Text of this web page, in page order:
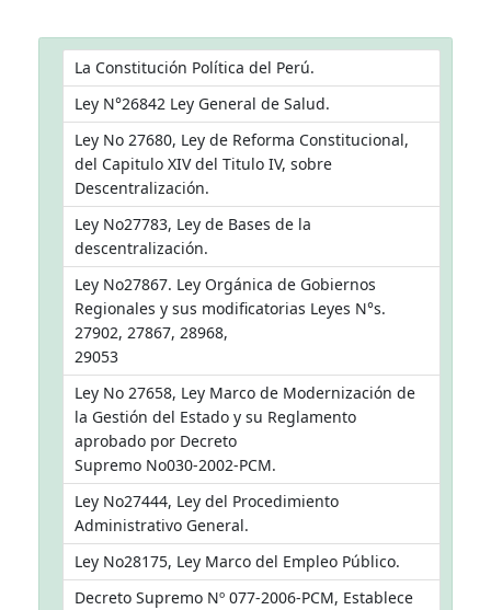
La Constitución Política del Perú.
Ley N°26842 Ley General de Salud.
Ley No 27680, Ley de Reforma Constitucional,
del Capitulo XIV del Titulo IV, sobre
Descentralización.
Ley No27783, Ley de Bases de la
descentralización.
Ley No27867. Ley Orgánica de Gobiernos
Regionales y sus modificatorias Leyes N°s.
27902, 27867, 28968,
29053
Ley No 27658, Ley Marco de Modernización de
la Gestión del Estado y su Reglamento
aprobado por Decreto
Supremo No030-2002-PCM.
Ley No27444, Ley del Procedimiento
Administrativo General.
Ley No28175, Ley Marco del Empleo Público.
Decreto Supremo Nº 077-2006-PCM, Establece